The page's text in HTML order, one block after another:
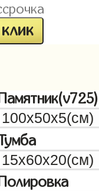
Памятник(v725)
Полировка